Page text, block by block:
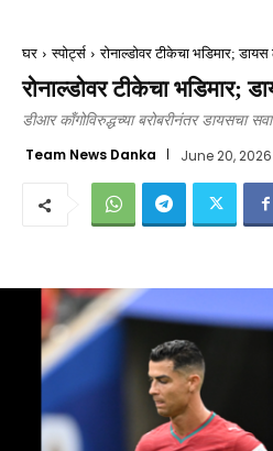
घर स्पोर्ट्स रोनाल्डोवर टीकेचा भडिमार; डायस
रोनाल्डोवर टीकेचा भडिमार;
डीआर काँगोविरुद्धच्या बरोबरीनंतर डायसचा
Team News Danka June 20, 2026